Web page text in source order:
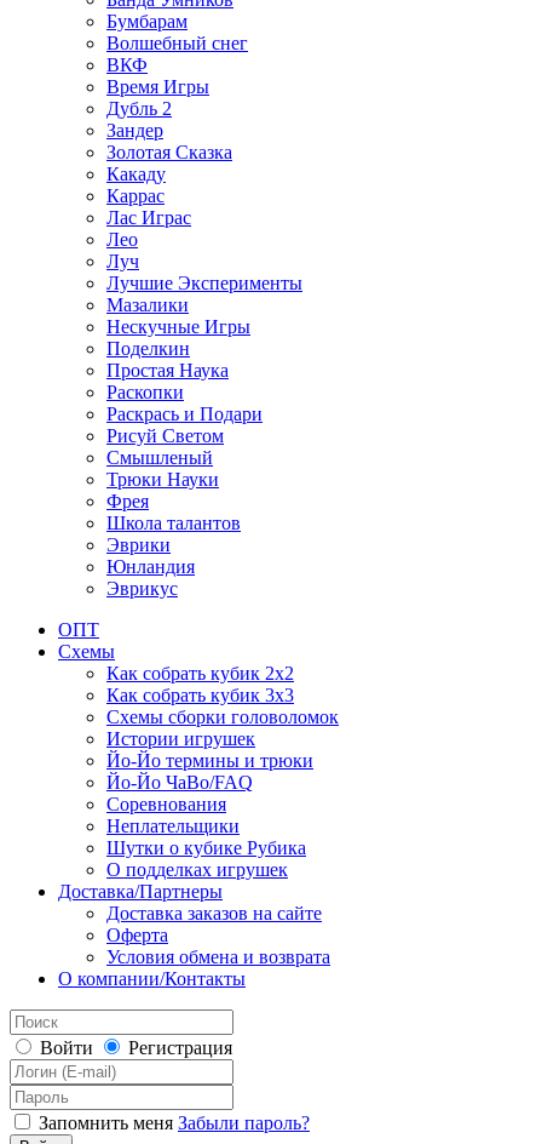
Бумбарам
Волшебный снег
ВКФ
Время Игры
Дубль 2
Зандер
Золотая Сказка
Какаду
Каррас
Лас Играс
Лео
Луч
Лучшие Эксперименты
Мазалики
Нескучные Игры
Поделкин
Простая Наука
Раскопки
Раскрась и Подари
Рисуй Светом
Смышленый
Трюки Науки
Фрея
Школа талантов
Эврики
Юнландия
Эврикус
ОПТ
Схемы
Как собрать кубик 2х2
Как собрать кубик 3х3
Схемы сборки головоломок
Истории игрушек
Йо-Йо термины и трюки
Йо-Йо ЧаВо/FAQ
Соревнования
Неплательщики
Шутки о кубике Рубика
О подделках игрушек
Доставка/Партнеры
Доставка заказов на сайте
Оферта
Условия обмена и возврата
О компании/Контакты
Войти Регистрация
Запомнить меня Забыли пароль?